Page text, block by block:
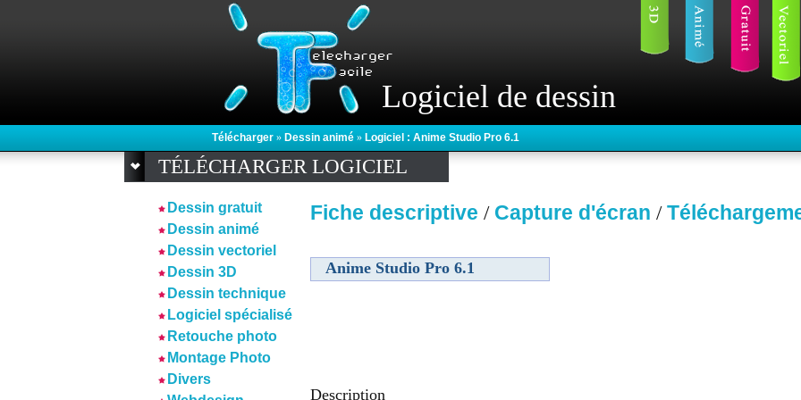
Logiciel de dessin
Télécharger » Dessin animé » Logiciel : Anime Studio Pro 6.1
TÉLÉCHARGER LOGICIEL
Dessin gratuit
Dessin animé
Dessin vectoriel
Dessin 3D
Dessin technique
Logiciel spécialisé
Retouche photo
Montage Photo
Divers
Fiche descriptive / Capture d'écran /
Anime Studio Pro 6.1
Description